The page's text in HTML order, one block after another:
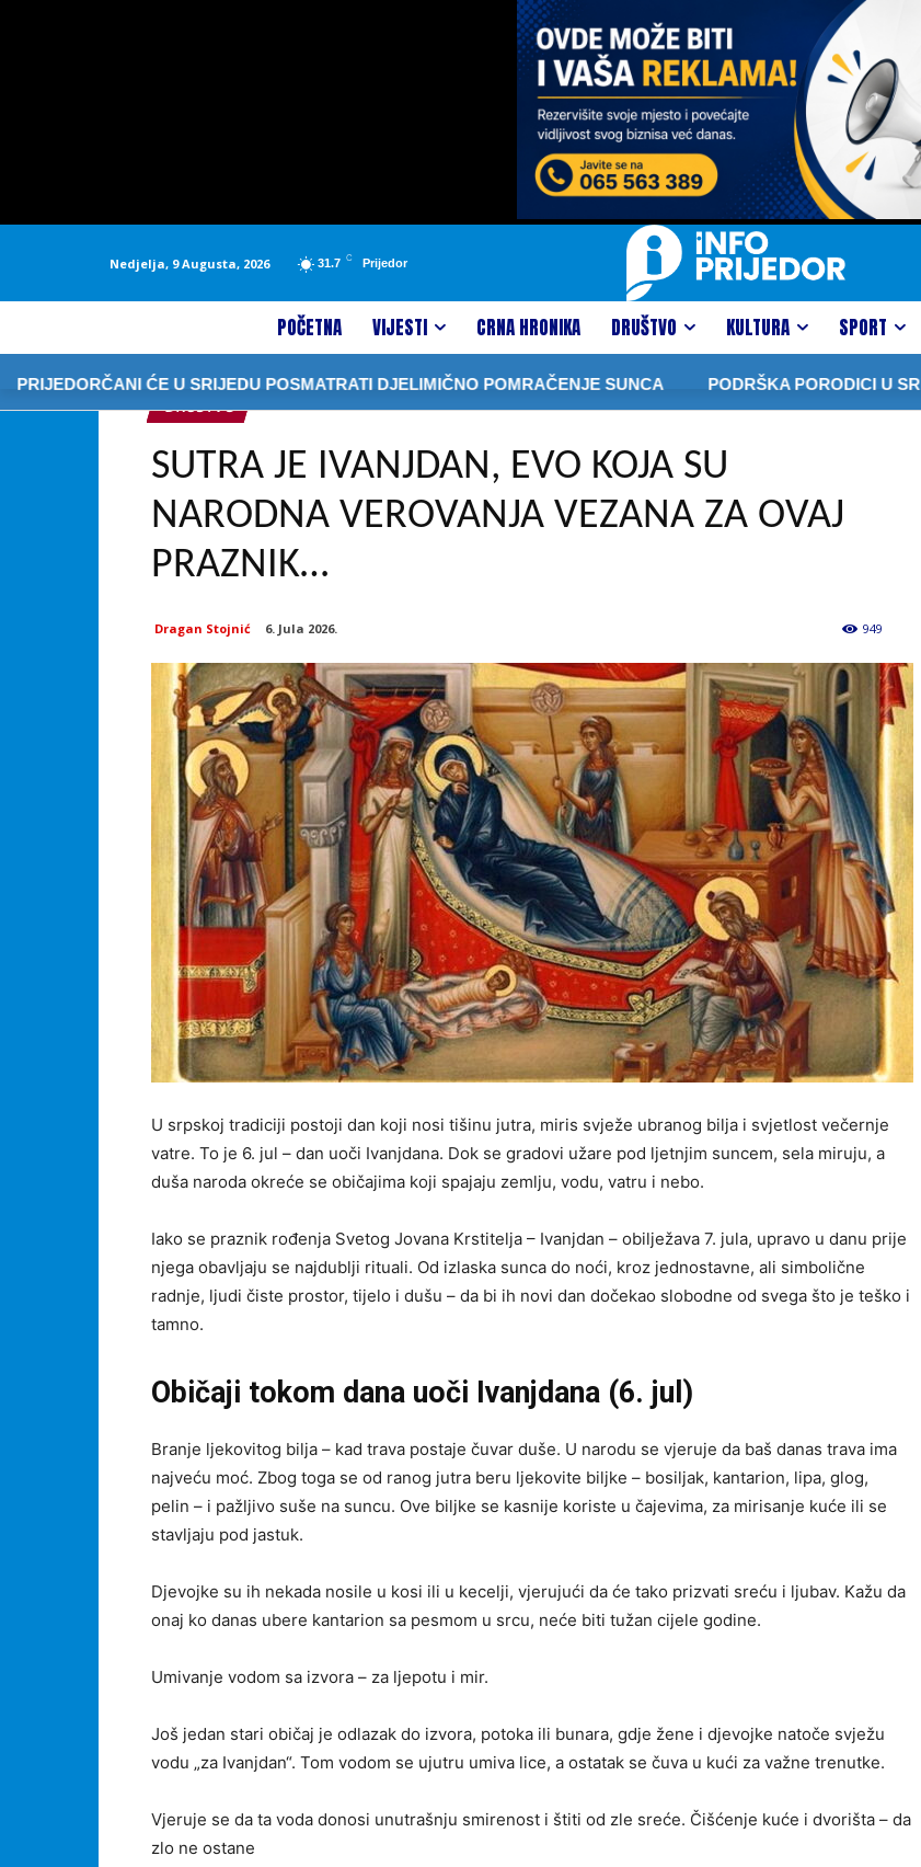
Nedjelja, 9 Augusta, 2026 31.7 C Prijedor
POČETNA VIJESTI CRNA HRONIKA DRUŠTVO KULTURA SPORT
ĆE U SRIJEDU POSMATRATI DJELIMIČNO POMRAČENJE SUNCA PODRŠKA PORODICI U
DRUŠTVO
SUTRA JE IVANJDAN, EVO KOJA SU
NARODNA VEROVANJA VEZANA ZA OVAJ
PRAZNIK…
Dragan Stojnić 6. Jula 2026. 949
U srpskoj tradiciji postoji dan koji nosi tišinu jutra, miris svježe ubranog bilja i svjetlost večernje
vatre. To je 6. jul – dan uoči Ivanjdana. Dok se gradovi užare pod ljetnjim suncem, sela miruju, a
duša naroda okreće se običajima koji spajaju zemlju, vodu, vatru i nebo.
Iako se praznik rođenja Svetog Jovana Krstitelja – Ivanjdan – obilježava 7. jula, upravo u danu prije
njega obavljaju se najdublji rituali. Od izlaska sunca do noći, kroz jednostavne, ali simbolične
radnje, ljudi čiste prostor, tijelo i dušu – da bi ih novi dan dočekao slobodne od svega što je teško i
tamno.
Običaji tokom dana uoči Ivanjdana (6. jul)
Branje ljekovitog bilja – kad trava postaje čuvar duše. U narodu se vjeruje da baš danas trava ima
najveću moć. Zbog toga se od ranog jutra beru ljekovite biljke – bosiljak, kantarion, lipa, glog,
pelin – i pažljivo suše na suncu. Ove biljke se kasnije koriste u čajevima, za mirisanje kuće ili se
stavljaju pod jastuk.
Djevojke su ih nekada nosile u kosi ili u kecelji, vjerujući da će tako prizvati sreću i ljubav. Kažu da
onaj ko danas ubere kantarion sa pesmom u srcu, neće biti tužan cijele godine.
Umivanje vodom sa izvora – za ljepotu i mir.
Još jedan stari običaj je odlazak do izvora, potoka ili bunara, gdje žene i djevojke natoče svježu
vodu „za Ivanjdan“. Tom vodom se ujutru umiva lice, a ostatak se čuva u kući za važne trenutke.
Vjeruje se da ta voda donosi unutrašnju smirenost i štiti od zle sreće. Čišćenje kuće i dvorišta – da
zlo ne ostane